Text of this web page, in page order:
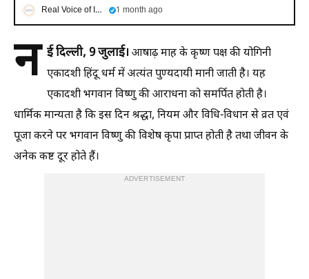
Real Voice of India Hindi 1 month ago
न ई दिल्ली, 9 जुलाई। आषाढ़ माह के कृष्ण पक्ष की योगिनी
एकादशी हिंदू धर्म में अत्यंत पुण्यदायी मानी जाती है। यह
एकादशी भगवान विष्णु की आराधना को समर्पित होती है।
धार्मिक मान्यता है कि इस दिन श्रद्धा, नियम और विधि-विधान से व्रत एवं
पूजा करने पर भगवान विष्णु की विशेष कृपा प्राप्त होती है तथा जीवन के
अनेक कष्ट दूर होते हैं।
ADVERTISEMENT